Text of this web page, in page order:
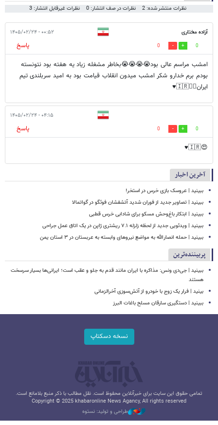
نظرات منتشر شده: 2 نظرات در صف انتشار: 0 نظرات غیرقابل انتشار: 3
آزاده مختاری ۰۰:۵۲ - ۱۴۰۵/۰۲/۲۴
0
0
پاسخ
امشب مراسم عالی بود😭😭😭😭بخاطر مشغله زیاد یه هفته بود نتونسته
بودم برم خدارو شکر امشب میدون انقلاب قیامت بود به امید سربلندی تیم
ایران👍🏻🇮🇷♥️
۰۴:۱۵ - ۱۴۰۵/۰۲/۲۴
0
0
پاسخ
😍🇮🇷♥️
آخرین اخبار
ببینید | عروسک بازی خرس در استخر!
ببینید | تصاویر جدید از فوران شدید آتشفشان فوئگو در گواتمالا
ببینید | ابتکار باغ‌وحش مسکو برای شادابی خرس قطبی
ببینید | ویدئویی جدید از لحظه زلزله ۷.۱ ریشتری ژاپن در یک اتاق عمل جراحی
ببینید | حمله انصارالله به مواضع نیروهای وابسته به عربستان در ۳ استان یمن
پربیننده‌ترین
ببینید | جی‌دی ونس: مذاکره با ایران مانند قدم به جلو و عقب است؛ ایرانی‌ها بسیار سرسخت
هستند
بینید | فرار یک زوج با خودرو از آتش‌سوزی آخرالزمانی
ببینید | دستگیری سارقان مسلح باغات البرز
نسخه دسکتاپ
تمامی حقوق این سایت برای خبرآنلاین محفوظ است. نقل مطالب با ذکر منبع بلامانع است.
Copyright © 2025 khabaronline News Agancy, All rights reserved
طراحی و تولید: نستوه